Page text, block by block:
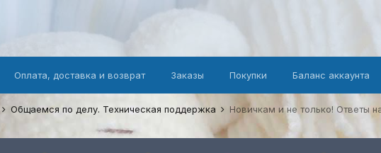
Оплата, доставка и возврат Заказы Покупки Баланс аккаунта
Общаемся по делу. Техническая поддержка Новичкам и не только! Ответы